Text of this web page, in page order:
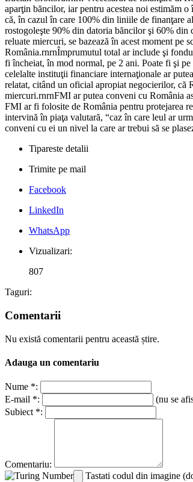
aparţin băncilor, iar pentru acestea noi estimăm
că, în cazul în care 100% din liniile de finanţare
rostogoleşte 90% din datoria băncilor şi 60% din
reluate miercuri, se bazează în acest moment pe
România.rnrnÎmprumutul total ar include şi
fi încheiat, în mod normal, pe 2 ani. Poate fi şi
celelalte instituţii financiare internaţionale ar
relatat, citând un oficial apropiat negocierilor, că
miercuri.rnrnFMI ar putea conveni cu România
FMI ar fi folosite de România pentru protejarea
intervină în piaţa valutară, “caz în care leul ar
conveni cu ei un nivel la care ar trebui să se
Tipareste detalii
Trimite pe mail
Facebook
LinkedIn
WhatsApp
Vizualizari:
807
Taguri:
Comentarii
Nu există comentarii pentru această știre.
Adauga un comentariu
Nume *:
E-mail *:
(nu se
Subiect *:
Comentariu:
Tastati codul din imagine